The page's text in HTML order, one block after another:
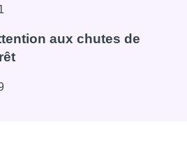
bruxellois d’AXA fermé plusieurs
aux chutes de
: attention aux chutes de